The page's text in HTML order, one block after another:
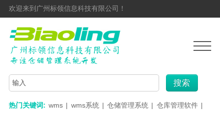
欢迎来到广州标领信息科技有限公司！
搜索
热门关键词: wms | wms系统 | 仓储管理系统 | 仓库管理软件 |